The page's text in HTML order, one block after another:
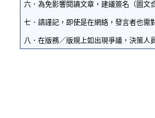
六．為免影響閱讀文章，建議簽名（圖文
七．請謹記，即使是在網絡，發言者也需
八．在版務／版規上如出現爭議，決策人